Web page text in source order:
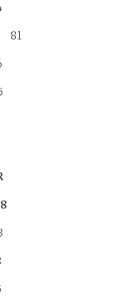
81